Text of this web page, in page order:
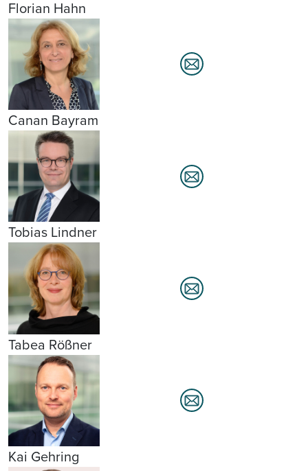
Florian Hahn
Canan Bayram
Tobias Lindner
Tabea Rößner
Kai Gehring